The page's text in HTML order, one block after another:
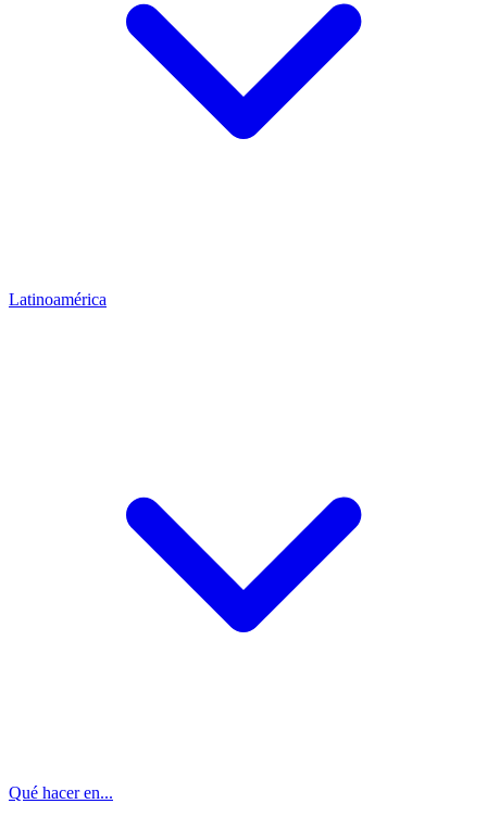
Latinoamérica
Qué hacer en...